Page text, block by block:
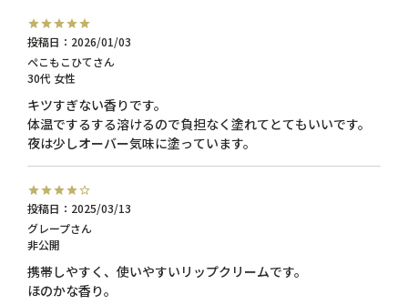
ぺこもこひて
30代 女性
投稿日 2026/01/03
キツすぎない香りです。
体温でするする溶けるので負担なく塗れてとてもいいです。
グレープ
非公開
投稿日 2025/03/13
携帯しやすく、使いやすいリップクリームです。